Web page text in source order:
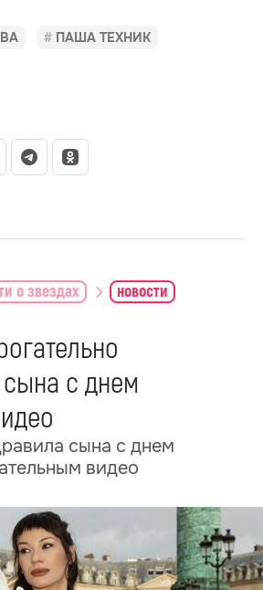
ПАША ТЕХНИК
о звездах новости
с днем
сына с днем
видео